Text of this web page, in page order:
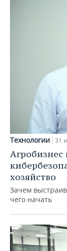
Технологии 31
хозяйство
Зачем
чего начать